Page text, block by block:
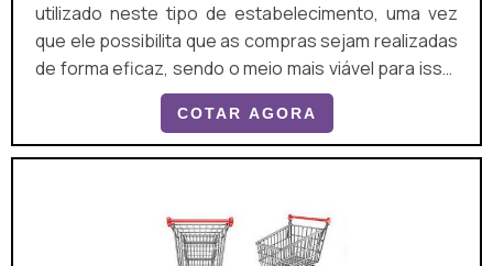
utilizado neste tipo de estabelecimento, uma vez
que ele possibilita que as compras sejam realizadas
de forma eficaz, sendo o meio mais viável para isso.
Sendo assim, para garantir o produto em sua
máxima qualidade, é preciso saber carrinho de
supermercado onde comprar.O PRODUTO
compras até o carro, a fim de descarregar as
compras, sendo, portanto, prático e segu.
COTAR AGORA